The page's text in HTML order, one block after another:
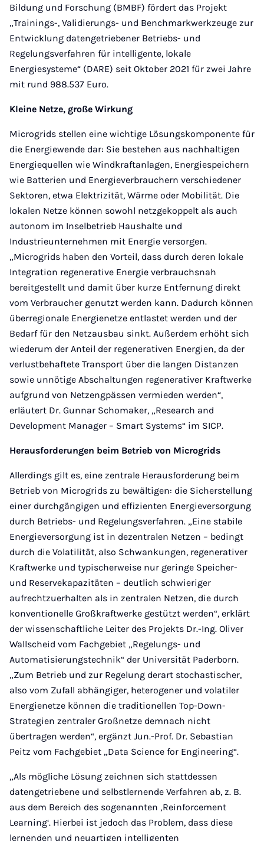
Bildung und Forschung (BMBF) fördert das Projekt
„Trainings-, Validierungs- und Benchmarkwerkzeuge zur
Entwicklung datengetriebener Betriebs- und
Regelungsverfahren für intelligente, lokale
Energiesysteme“ (DARE) seit Oktober 2021 für zwei Jahre
mit rund 988.537 Euro.
Kleine Netze, große Wirkung
Microgrids stellen eine wichtige Lösungskomponente für
die Energiewende dar: Sie bestehen aus nachhaltigen
Energiequellen wie Windkraftanlagen, Energiespeichern
wie Batterien und Energieverbrauchern verschiedener
Sektoren, etwa Elektrizität, Wärme oder Mobilität. Die
lokalen Netze können sowohl netzgekoppelt als auch
autonom im Inselbetrieb Haushalte und
Industrieunternehmen mit Energie versorgen.
„Microgrids haben den Vorteil, dass durch deren lokale
Integration regenerative Energie verbrauchsnah
bereitgestellt und damit über kurze Entfernung direkt
vom Verbraucher genutzt werden kann. Dadurch können
überregionale Energienetze entlastet werden und der
Bedarf für den Netzausbau sinkt. Außerdem erhöht sich
wiederum der Anteil der regenerativen Energien, da der
verlustbehaftete Transport über die langen Distanzen
sowie unnötige Abschaltungen regenerativer Kraftwerke
aufgrund von Netzengpässen vermieden werden“,
erläutert Dr. Gunnar Schomaker, „Research and
Development Manager – Smart Systems“ im SICP.
Herausforderungen beim Betrieb von Microgrids
Allerdings gilt es, eine zentrale Herausforderung beim
Betrieb von Microgrids zu bewältigen: die Sicherstellung
einer durchgängigen und effizienten Energieversorgung
durch Betriebs- und Regelungsverfahren. „Eine stabile
Energieversorgung ist in dezentralen Netzen – bedingt
durch die Volatilität, also Schwankungen, regenerativer
Kraftwerke und typischerweise nur geringe Speicher-
und Reservekapazitäten – deutlich schwieriger
aufrechtzuerhalten als in zentralen Netzen, die durch
konventionelle Großkraftwerke gestützt werden“, erklärt
der wissenschaftliche Leiter des Projekts Dr.-Ing. Oliver
Wallscheid vom Fachgebiet „Regelungs- und
Automatisierungstechnik“ der Universität Paderborn.
„Zum Betrieb und zur Regelung derart stochastischer,
also vom Zufall abhängiger, heterogener und volatiler
Energienetze können die traditionellen Top-Down-
Strategien zentraler Großnetze demnach nicht
übertragen werden“, ergänzt Jun.-Prof. Dr. Sebastian
Peitz vom Fachgebiet „Data Science for Engineering“.
„Als mögliche Lösung zeichnen sich stattdessen
datengetriebene und selbstlernende Verfahren ab, z. B.
aus dem Bereich des sogenannten ‚Reinforcement
Learning‘. Hierbei ist jedoch das Problem, dass diese
lernenden und neuartigen intelligenten